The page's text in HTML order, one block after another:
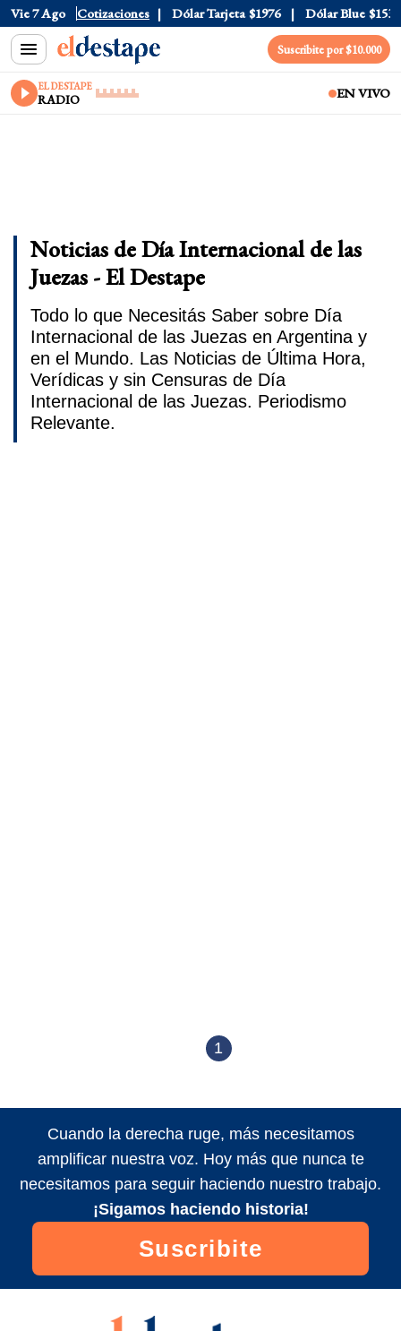
Vie 7 Ago Cotizaciones
Dólar Oficial $1520 Dólar Tarjeta $1976 Dólar Blue $1530
Suscribite por $10.000
EL DESTAPE
RADIO EN VIVO
Noticias de Día Internacional de las
Juezas - El Destape
Todo lo que Necesitás Saber sobre Día
Internacional de las Juezas en Argentina y
en el Mundo. Las Noticias de Última Hora,
Verídicas y sin Censuras de Día
Internacional de las Juezas. Periodismo
Relevante.
1
Cuando la derecha ruge, más necesitamos
amplificar nuestra voz. Hoy más que nunca te
necesitamos para seguir haciendo nuestro trabajo.
¡Sigamos haciendo historia!
Suscribite